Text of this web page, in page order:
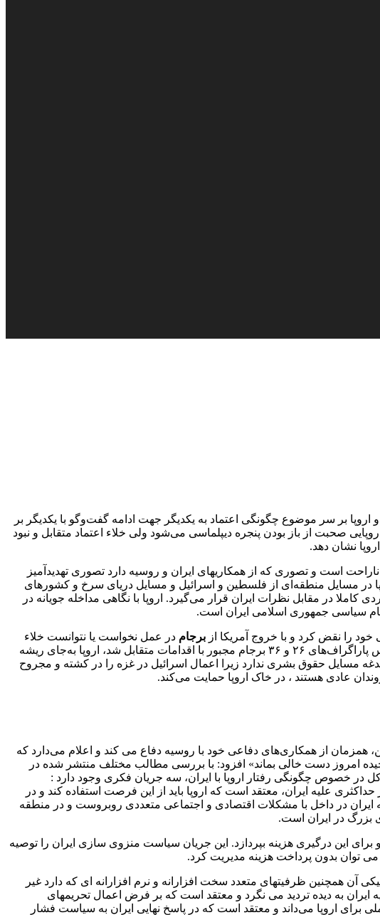
بر سر موضوع چگونگی اعتماد به یکدیگر جهت ادامه گفت‌وگو با یکدیگر بر
و هم در تهران و هم در پایتخت‌های اروپایی صحبت از باز بودن پنجره دیپلماسی می‌شود ولی خلاء اعتماد متقابل و نبود
نشان دهد.
است و تصوری که از همکاریهای ایران و روسیه دارد تصوری تهدیدآمیز
در مسایل منطقه‌ای از فلسطین و اسرائیل و مسایل دریای سرخ و کشورهای
در مقابل نظرات ایران قرار می‌گیرد. اروپا با نگاهی مداخله جویانه در
سیاسی جمهوری اسلامی ایران است.
را نقض کرد و با خروج آمریکا از برجام در عمل نخواست یا نتوانست خلاء
خروج آمریکا از برجام را پر کند و عملا با اقدامات خود ایران را از امتیازات احتمالی برجام محروم ساخت و وقتی ایران بر اساس پاراگراف‌های ۲۶ و ۳۶ برجام مجبور با اقدامات متقابل شد، اروپا به‌جای ریشه
مسایل حقوق بشری ندارد زیرا اعمال اسرائیل در غزه را در کشته و مجروح
عادی هستند ، در خاک اروپا حمایت می‌کند.
همزمان از همکاری‌های دفاعی خود با روسیه دفاع می کند و اعلام می‌دارد که
امروز دست خالی بماند» افزود: با بررسی مطالب مختلف منتشر شده در
خصوص چگونگی رفتار اروپا با ایران، سه جریان فکری وجود دارد :
علیه ایران، معتقد است که اروپا باید از این فرصت استفاده کند و در
در داخل با مشکلات اقتصادی و اجتماعی متعددی روبروست و در منطقه
بزرگ در ایران است.
و برای این درگیری هزینه بپردازد. این جریان سیاست منزوی سازی ایران را توصیه
می توان بدون پرداخت هزینه مدیریت کرد.
آن همچنین ظرفیتهای متعدد سخت افزارانه و نرم افزارانه ای که دارد غیر
ایران به دیده تردید می نگرد و معتقد است که بر فرض اعمال تحریمهای
برای اروپا می‌داند و معتقد است که در پاسخ نهایی ایران به سیاست فشار